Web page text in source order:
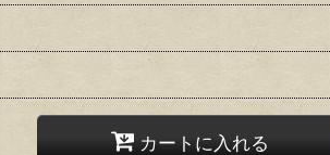
カートに入れる